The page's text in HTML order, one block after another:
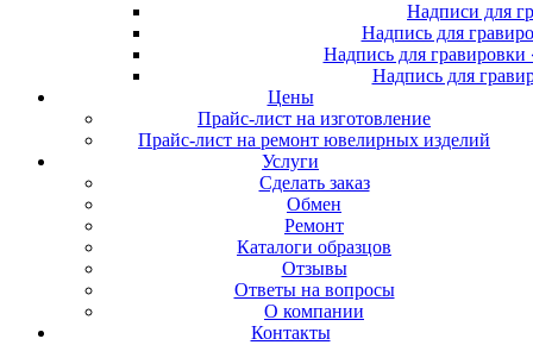
Надписи для
Надпись для
Надпись для
Надпись для
Цены
Прайс-лист на изготовление
Прайс-лист на ремонт ювелирных изделий
Услуги
Сделать заказ
Обмен
Ремонт
Каталоги образцов
Отзывы
Ответы на вопросы
О компании
Контакты